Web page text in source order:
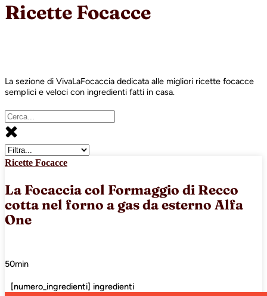
Ricette Focacce
La sezione di VivaLaFocaccia dedicata alle migliori ricette focacce
semplici e veloci con ingredienti fatti in casa.
Ricette Focacce
La Focaccia col Formaggio di Recco
cotta nel forno a gas da esterno Alfa
One
50min
[numero_ingredienti] ingredienti